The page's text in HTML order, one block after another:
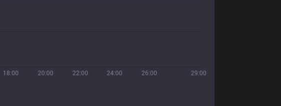
18:00 20:00 22:00 24:00 26:00 29:00